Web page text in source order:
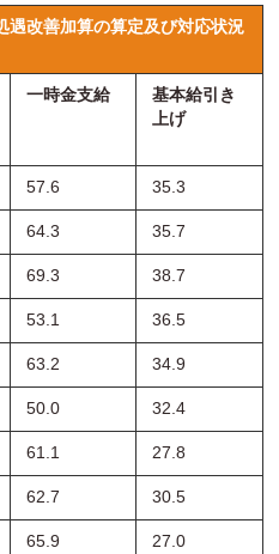
遇改善加算の算定及び対応状況
一時金支給
基本給引き
上げ
57.6 35.3
64.3 35.7
69.3 38.7
53.1 36.5
63.2 34.9
50.0 32.4
61.1 27.8
62.7 30.5
65.9 27.0